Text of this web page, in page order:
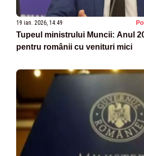
19 ian. 2026, 14:49
Tupeul ministrului Muncii: Anul
pentru românii cu venituri mici